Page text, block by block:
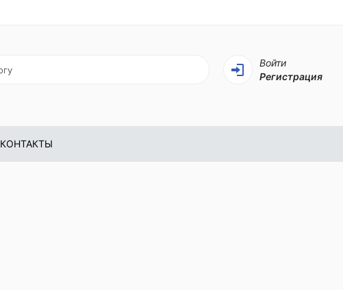
Войти
Регистрация
КОНТАКТЫ